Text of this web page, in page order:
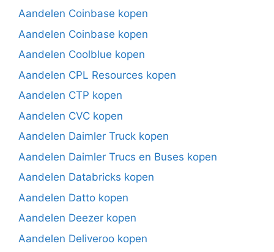
Aandelen Coinbase kopen
Aandelen Coinbase kopen
Aandelen Coolblue kopen
Aandelen CPL Resources kopen
Aandelen CTP kopen
Aandelen CVC kopen
Aandelen Daimler Truck kopen
Aandelen Daimler Trucs en Buses kopen
Aandelen Databricks kopen
Aandelen Datto kopen
Aandelen Deezer kopen
Aandelen Deliveroo kopen